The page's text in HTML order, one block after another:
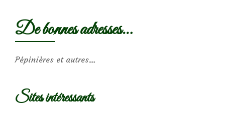
De bonnes adresses…
Pépinières et autres…
Sites intéressants